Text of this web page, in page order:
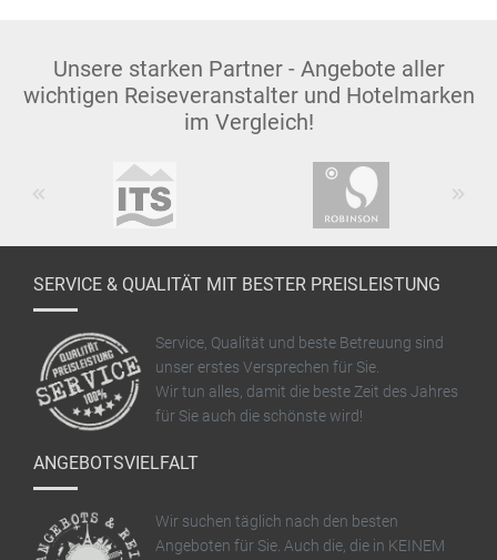
Unsere starken Partner - Angebote aller
wichtigen Reiseveranstalter und Hotelmarken
im Vergleich!
SERVICE & QUALITÄT MIT BESTER PREISLEISTUNG
Service, Qualität und beste Betreuung sind
unser erstes Versprechen für Sie.
Wir tun alles, damit die beste Zeit des Jahres
für Sie auch die schönste wird!
ANGEBOTSVIELFALT
Wir suchen täglich nach den besten
Angeboten für Sie. Auch die, die in KEINEM